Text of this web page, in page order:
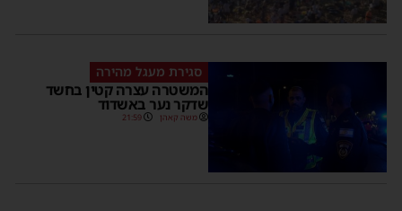
סגירת מעגל מהירה
המשטרה עצרה קטין בחשד
שדקר נער באשדוד
משה קאהן 21:59